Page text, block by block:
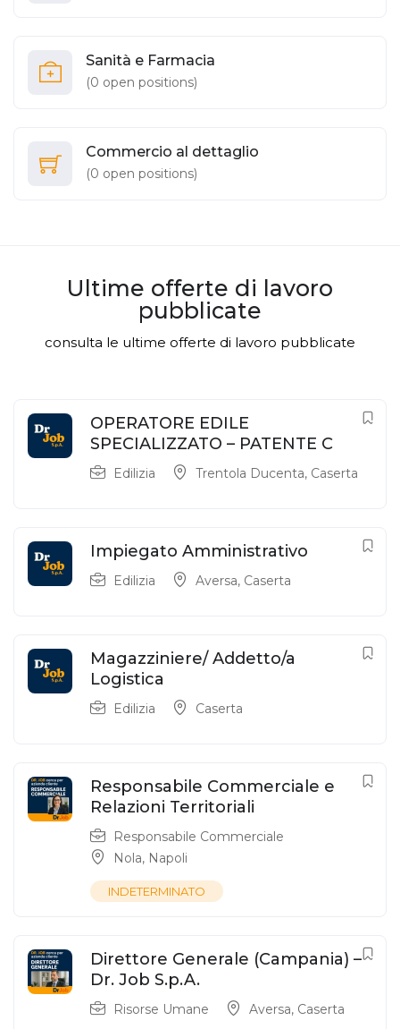
Sanità e Farmacia
(0 open positions)
Commercio al dettaglio
(0 open positions)
Ultime offerte di lavoro
pubblicate
consulta le ultime offerte di lavoro pubblicate
OPERATORE EDILE
SPECIALIZZATO – PATENTE C
Edilizia Trentola Ducenta, Caserta
Impiegato Amministrativo
Edilizia Aversa, Caserta
Magazziniere/ Addetto/a
Logistica
Edilizia Caserta
Responsabile Commerciale e
Relazioni Territoriali
Responsabile Commerciale
Nola, Napoli
INDETERMINATO
Direttore Generale (Campania) –
Dr. Job S.p.A.
Risorse Umane Aversa, Caserta